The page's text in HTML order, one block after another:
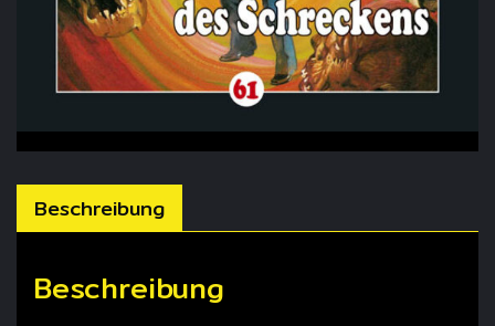
Beschreibung
Beschreibung